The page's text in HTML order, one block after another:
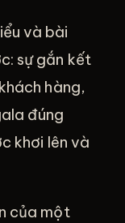
và bài
sự gắn kết
hàng,
đúng
khơi lên và
của một